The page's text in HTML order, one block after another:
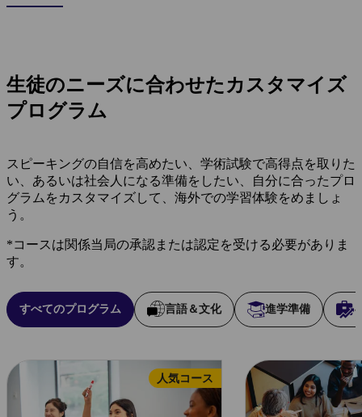
生徒のニーズに合わせたカスタマイズ
プログラム
スピーキングの自信を高めたい、学術試験で高得点を取りた
い、あるいは社会人になる準備をしたい、自分に合ったプロ
グラムをカスタマイズして、海外での学習体験をめましょ
う。
*コースは関係当局の承認または認定を受ける必要がありま
す。
すべてのプログラム 言語＆文化 進学準備
人気コース